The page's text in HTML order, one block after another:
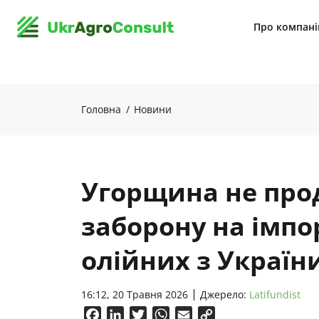
Про
Головна Новини
Угорщина не
заборону на
олійних з
16:12, 20 Травня 2026 Джерело: Latifundist
FacebookLinkedInTwitterWhatsApp
Email